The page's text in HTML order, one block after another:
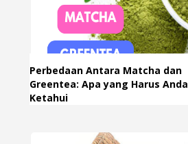
Perbedaan Antara Matcha dan
Greentea: Apa yang Harus Anda
Ketahui